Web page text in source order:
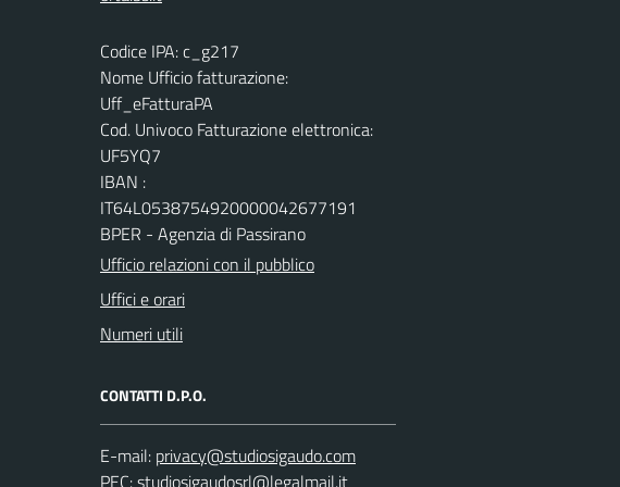
Codice IPA: c_g217
Nome Ufficio fatturazione:
Uff_eFatturaPA
Cod. Univoco Fatturazione elettronica:
UF5YQ7
IBAN :
IT64L0538754920000042677191
BPER - Agenzia di Passirano
Ufficio relazioni con il pubblico
Uffici e orari
Numeri utili
CONTATTI D.P.O.
E-mail:
PEC: